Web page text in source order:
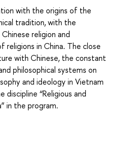
with the origins of the
tradition, with the
religion and
religions in China. The close
with Chinese, the constant
philosophical systems on
and ideology in Vietnam
“Religious and
in the program.